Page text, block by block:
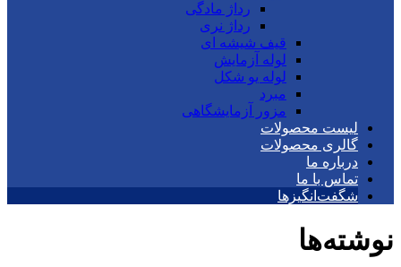
رداژ مادگی
رداژ نری
قیف شیشه ای
لوله آزمایش
لوله یو شکل
مبرد
مزور آزمایشگاهی
لیست محصولات
گالری محصولات
درباره ما
تماس با ما
شگفت‌انگیزها
نوشته‌ها